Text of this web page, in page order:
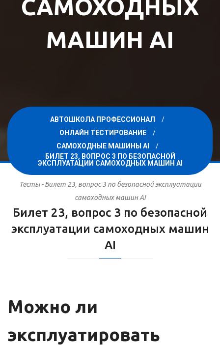
САМОХОДНЫХ
МАШИН AI
АВТОШКОЛА ПРОФЕССИОНАЛ
ОНЛАЙН ТЕСТИРОВАНИЕ
САМОХОДНЫЕ МАШИНЫ AI
БИЛЕТ 23, ВОПРОС 3 ПО БЕЗОПАСНОЙ
ЭКСПЛУАТАЦИИ САМОХОДНЫХ МАШИН AI
Тесты - Билет 23, вопрос 3 по безопасной эксплуатации
самоходных машин AI
Билет 23, вопрос 3 по безопасной
эксплуатации самоходных машин
AI
Можно ли
эксплуатировать